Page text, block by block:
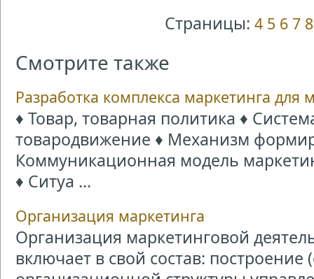
Страницы: 4 5 6 7 8
Смотрите также
Разработка комплекса маркетинга для
♦ Товар, товарная политика ♦
товародвижение ♦ Механизм
Коммуникационная модель
♦ Ситуа ...
Организация маркетинга
Организация маркетинговой
включает в свой состав: